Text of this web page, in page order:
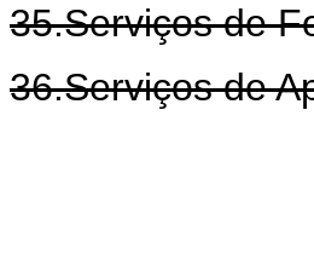
35.Serviços de
36.Serviços de